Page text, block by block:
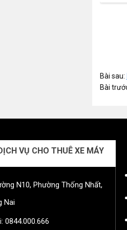
Bài sau:
Bài
VỤ CHO THUÊ XE MÁY
N10, Phường Thống Nhất,
Nai
0844.000.666